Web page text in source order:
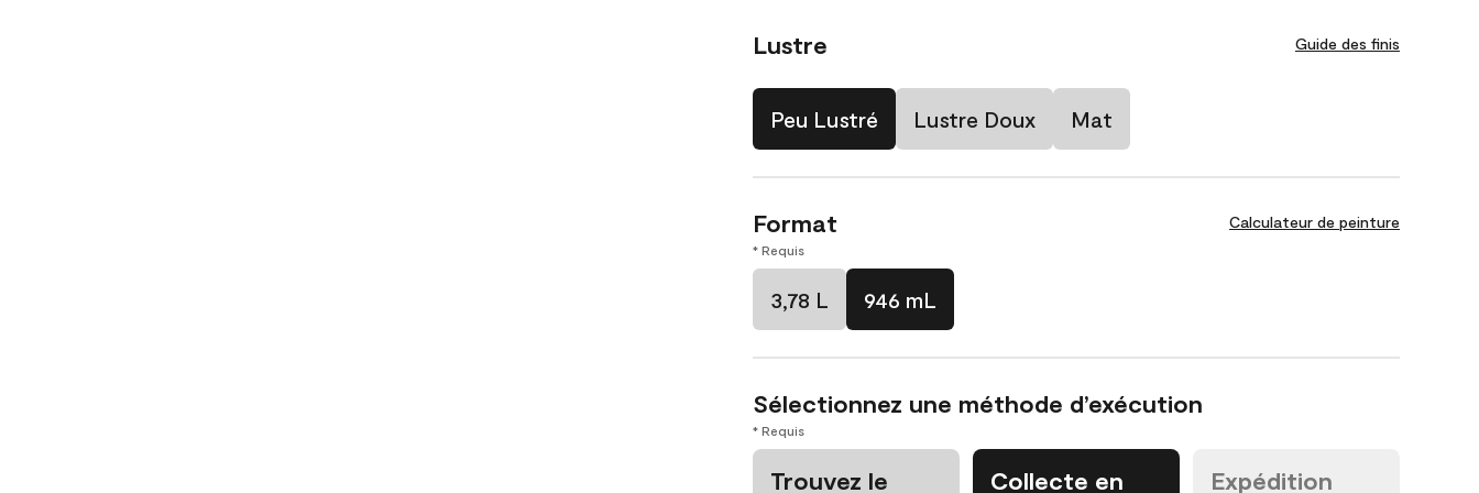
Lustre Guide des finis
Peu Lustré Lustre Doux Mat
Format Calculateur de peinture
* Requis
3,78 L 946 mL
Sélectionnez une méthode d’exécution
* Requis
Trouvez le Collecte en Expédition